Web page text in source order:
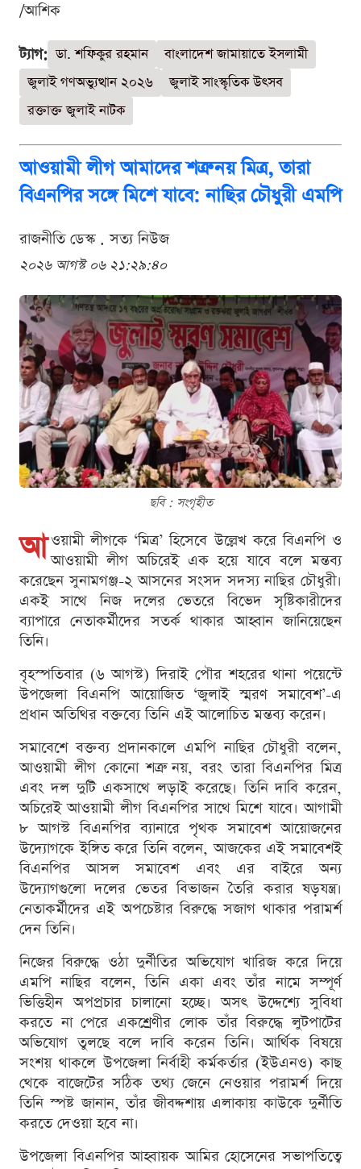
/আশিক
ট্যাগ: ডা. শফিকুর রহমান
বাংলাদেশ জামায়াতে ইসলামী
জুলাই গণঅভ্যুত্থান ২০২৬
জুলাই সাংস্কৃতিক উৎসব
রক্তাক্ত জুলাই নাটক
আওয়ামী লীগ আমাদের শত্রু নয় মিত্র, তারা
বিএনপির সঙ্গে মিশে যাবে: নাছির চৌধুরী এমপি
রাজনীতি ডেস্ক . সত্য নিউজ
২০২৬ আগস্ট ০৬ ২১:২৯:৪০
ছবি : সংগৃহীত
আ ওয়ামী লীগকে ‘মিত্র’ হিসেবে উল্লেখ করে বিএনপি ও
আওয়ামী লীগ অচিরেই এক হয়ে যাবে বলে মন্তব্য
করেছেন সুনামগঞ্জ-২ আসনের সংসদ সদস্য নাছির চৌধুরী।
একই সাথে নিজ দলের ভেতরে বিভেদ সৃষ্টিকারীদের
ব্যাপারে নেতাকর্মীদের সতর্ক থাকার আহ্বান জানিয়েছেন
তিনি।
বৃহস্পতিবার (৬ আগস্ট) দিরাই পৌর শহরের থানা পয়েন্টে
উপজেলা বিএনপি আয়োজিত ‘জুলাই স্মরণ সমাবেশ’-এ
প্রধান অতিথির বক্তব্যে তিনি এই আলোচিত মন্তব্য করেন।
সমাবেশে বক্তব্য প্রদানকালে এমপি নাছির চৌধুরী বলেন,
আওয়ামী লীগ কোনো শত্রু নয়, বরং তারা বিএনপির মিত্র
এবং দল দুটি একসাথে লড়াই করেছে। তিনি দাবি করেন,
অচিরেই আওয়ামী লীগ বিএনপির সাথে মিশে যাবে। আগামী
৮ আগস্ট বিএনপির ব্যানারে পৃথক সমাবেশ আয়োজনের
উদ্যোগকে ইঙ্গিত করে তিনি বলেন, আজকের এই সমাবেশই
বিএনপির আসল সমাবেশ এবং এর বাইরে অন্য
উদ্যোগগুলো দলের ভেতর বিভাজন তৈরি করার ষড়যন্ত্র।
নেতাকর্মীদের এই অপচেষ্টার বিরুদ্ধে সজাগ থাকার পরামর্শ
দেন তিনি।
নিজের বিরুদ্ধে ওঠা দুর্নীতির অভিযোগ খারিজ করে দিয়ে
এমপি নাছির বলেন, তিনি একা এবং তাঁর নামে সম্পূর্ণ
ভিত্তিহীন অপপ্রচার চালানো হচ্ছে। অসৎ উদ্দেশ্যে সুবিধা
করতে না পেরে একশ্রেণীর লোক তাঁর বিরুদ্ধে লুটপাটের
অভিযোগ তুলছে বলে দাবি করেন তিনি। আর্থিক বিষয়ে
সংশয় থাকলে উপজেলা নির্বাহী কর্মকর্তার (ইউএনও) কাছ
থেকে বাজেটের সঠিক তথ্য জেনে নেওয়ার পরামর্শ দিয়ে
তিনি স্পষ্ট জানান, তাঁর জীবদ্দশায় এলাকায় কাউকে দুর্নীতি
করতে দেওয়া হবে না।
উপজেলা বিএনপির আহ্বায়ক আমির হোসেনের সভাপতিত্বে